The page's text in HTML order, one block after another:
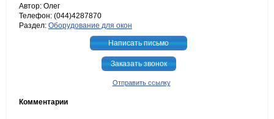
Автор: Олег
Телефон: (044)4287870
Раздел: Оборудование для окон
Написать письмо
Заказать звонок
Отправить ссылку
Комментарии